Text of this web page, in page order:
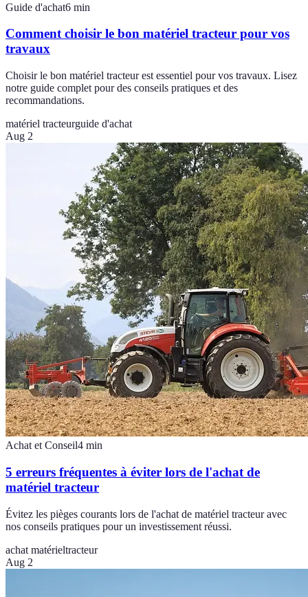
Guide d'achat6 min
Comment choisir le bon matériel tracteur pour vos
travaux
Choisir le bon matériel tracteur est essentiel pour vos travaux. Lisez
notre guide complet pour des conseils pratiques et des
recommandations.
matériel tracteurguide d'achat
Aug 2
Achat et Conseil4 min
5 erreurs fréquentes à éviter lors de l'achat de
matériel tracteur
Évitez les pièges courants lors de l'achat de matériel tracteur avec
nos conseils pratiques pour un investissement réussi.
achat matérieltracteur
Aug 2